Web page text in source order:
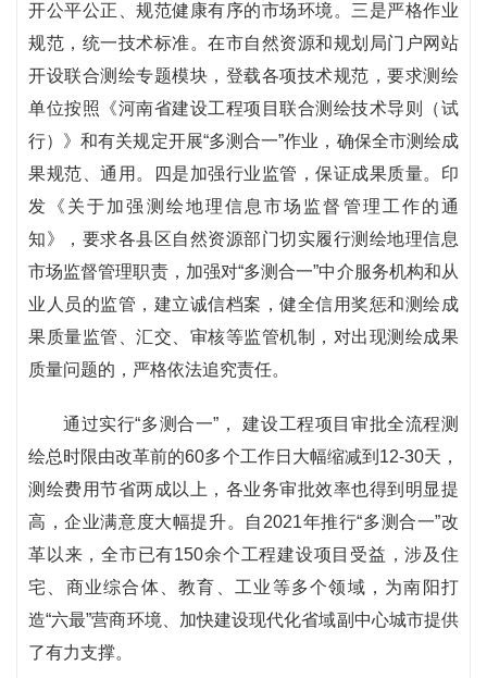
开公平公正、规范健康有序的市场环境。三是严格作业
规范，统一技术标准。在市自然资源和规划局门户网站
开设联合测绘专题模块，登载各项技术规范，要求测绘
单位按照《河南省建设工程项目联合测绘技术导则（试
行）》和有关规定开展“多测合一”作业，确保全市测绘成
果规范、通用。四是加强行业监管，保证成果质量。印
发《关于加强测绘地理信息市场监督管理工作的通
知》，要求各县区自然资源部门切实履行测绘地理信息
市场监督管理职责，加强对“多测合一”中介服务机构和从
业人员的监管，建立诚信档案，健全信用奖惩和测绘成
果质量监管、汇交、审核等监管机制，对出现测绘成果
质量问题的，严格依法追究责任。
通过实行“多测合一”， 建设工程项目审批全流程测
绘总时限由改革前的60多个工作日大幅缩减到12-30天，
测绘费用节省两成以上，各业务审批效率也得到明显提
高，企业满意度大幅提升。自2021年推行“多测合一”改
革以来，全市已有150余个工程建设项目受益，涉及住
宅、商业综合体、教育、工业等多个领域，为南阳打
造“六最”营商环境、加快建设现代化省域副中心城市提供
了有力支撑。